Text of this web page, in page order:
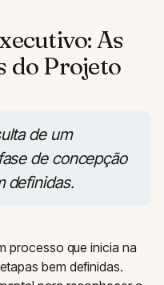
As
do Projeto
de um
de concepção
definidas.
processo que inicia na
bem definidas.